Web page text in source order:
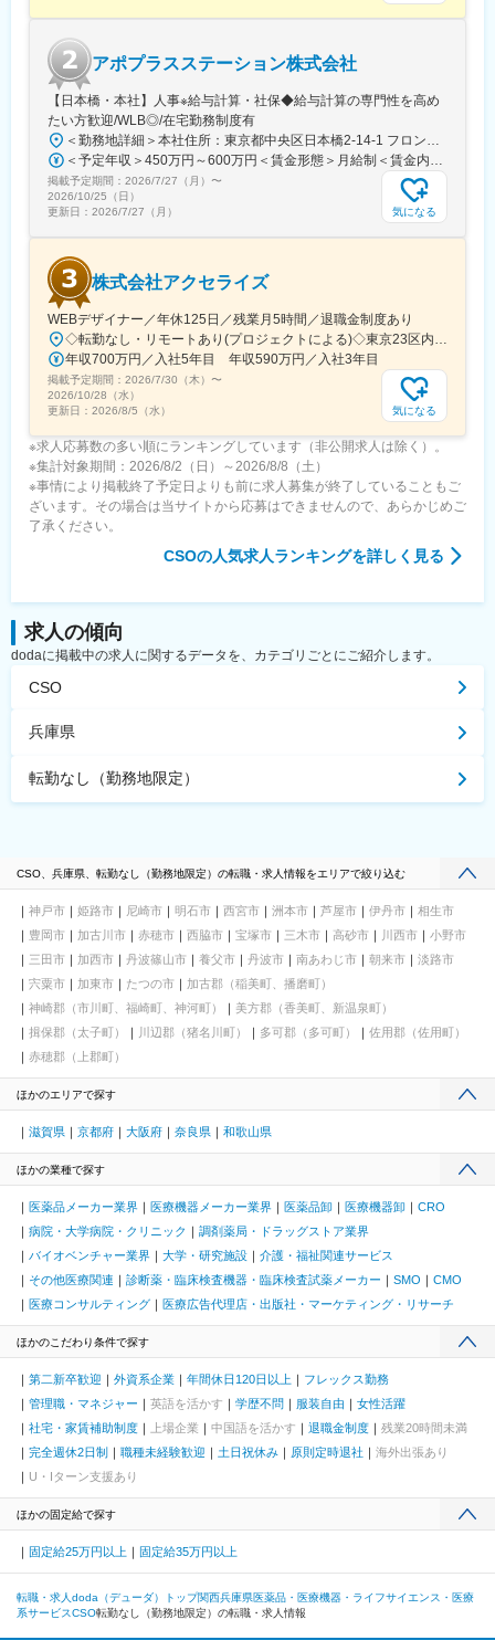
フレキシブルスタイルワーク：働く場所はオフィスに拘らず、
「効率的で生産性の高い業務を実施できる場所で勤務する」とい
う考え方で、より柔軟な働き方を導入しています。
フレックスタイム制：コアタイムを設けないフレックスタイム制
を採用しています。
変更の範囲：会社の定める業務
アポプラスステーション株式会社
【日本橋・本社】人事※給与計算・社保◆給与計算の専門性を高め
たい方歓迎/WLB◎/在宅勤務制度有
＜勤務地詳細＞本社住所：東京都中央区日本橋2-14-1 フロントプレイス日本橋勤務地最寄駅：各線／日本橋駅受動喫煙対策：敷地内喫煙可能場所あり変更の範囲：会社の定める事業所
＜予定年収＞450万円～600万円＜賃金形態＞月給制＜賃金内訳＞月額（基本給）：243,000円～330,300円固定残業手当/月：57,000円～77,700円（固定残業時間30時間0分/月）超過した時間外労働の残業手当は追加支給＜月給＞300,000円～408,000円（一律手当を含む）＜昇給有無＞有＜残業手当＞有＜給与補足＞※上記金額にスキル・ご経験に応じて加算する可能性がございます※給与詳細は、経験・スキルを考慮した上で決定。■昇給：年1回（4月）賃金はあくまでも目安の金額であり、選考を通じて上下する可能性があります。月給(月額)は固定手当を含めた表記です。
掲載予定期間： 2026/7/27（月） 〜
2026/10/25（日）
更新日： 2026/7/27（月） 気になる
株式会社アクセライズ
WEBデザイナー／年休125日／残業月5時間／退職金制度あり
◇転勤なし・リモートあり(プロジェクトによる)◇東京23区内を中心としたプロジェクト先▽勤務エリア・東京都内を中心とした一都三県・東京23区内のプロジェクトが中心・プロジェクトによりリモートワークあり・千葉、埼玉、神奈川にも案件あり。強制はなし。■東京本社／東京都千代田区神田小川町1-5-1 神田御幸ビル8F
年収700万円／入社5年目 年収590万円／入社3年目
掲載予定期間： 2026/7/30（木） 〜
2026/10/28（水）
更新日： 2026/8/5（水） 気になる
※求人応募数の多い順にランキングしています（非公開求人は除く）。
※集計対象期間：2026/8/2（日）～2026/8/8（土）
※事情により掲載終了予定日よりも前に求人募集が終了していることもご
ざいます。その場合は当サイトから応募はできませんので、あらかじめご
了承ください。
CSOの人気求人ランキングを詳しく見る
求人の傾向
dodaに掲載中の求人に関するデータを、カテゴリごとにご紹介します。
CSO
兵庫県
転勤なし（勤務地限定）
CSO、兵庫県、転勤なし（勤務地限定）の転職・求人情報をエリアで絞り込む
神戸市 姫路市 尼崎市 明石市 西宮市 洲本市 芦屋市 伊丹市
相生市
豊岡市
加古川市 赤穂市 西脇市 宝塚市 三木市 高砂市 川西市
小野市
三田市
加西市 丹波篠山市 養父市 丹波市 南あわじ市 朝来市
淡路市
宍粟市
加東市 たつの市
加古郡（稲美町、播磨町）
神崎郡（市川町、福崎町、神河町）
美方郡（香美町、新温泉町）
揖保郡（太子町）
川辺郡（猪名川町） 多可郡（多可町）
佐用郡（佐用町）
赤穂郡（上郡町）
ほかのエリアで探す
滋賀県 京都府 大阪府 奈良県 和歌山県
ほかの業種で探す
医薬品メーカー業界 医療機器メーカー業界 医薬品卸 医療機器卸
CRO
病院・大学病院・クリニック
調剤薬局・ドラッグストア業界
バイオベンチャー業界
大学・研究施設
介護・福祉関連サービス
その他医療関連
診断薬・臨床検査機器・臨床検査試薬メーカー SMO
CMO
医療コンサルティング
医療広告代理店・出版社・マーケティング・リサーチ
ほかのこだわり条件で探す
第二新卒歓迎 外資系企業 年間休日120日以上
フレックス勤務
管理職・マネジャー
英語を活かす 学歴不問 服装自由
女性活躍
社宅・家賃補助制度
上場企業 中国語を活かす 退職金制度
残業20時間未満
完全週休2日制
職種未経験歓迎 土日祝休み 原則定時退社
海外出張あり
U・Iターン支援あり
ほかの固定給で探す
固定給25万円以上 固定給35万円以上
転職・求人doda（デューダ）トップ関西兵庫県医薬品・医療機器・ライフサイエンス・医療
系サービスCSO転勤なし（勤務地限定）の転職・求人情報